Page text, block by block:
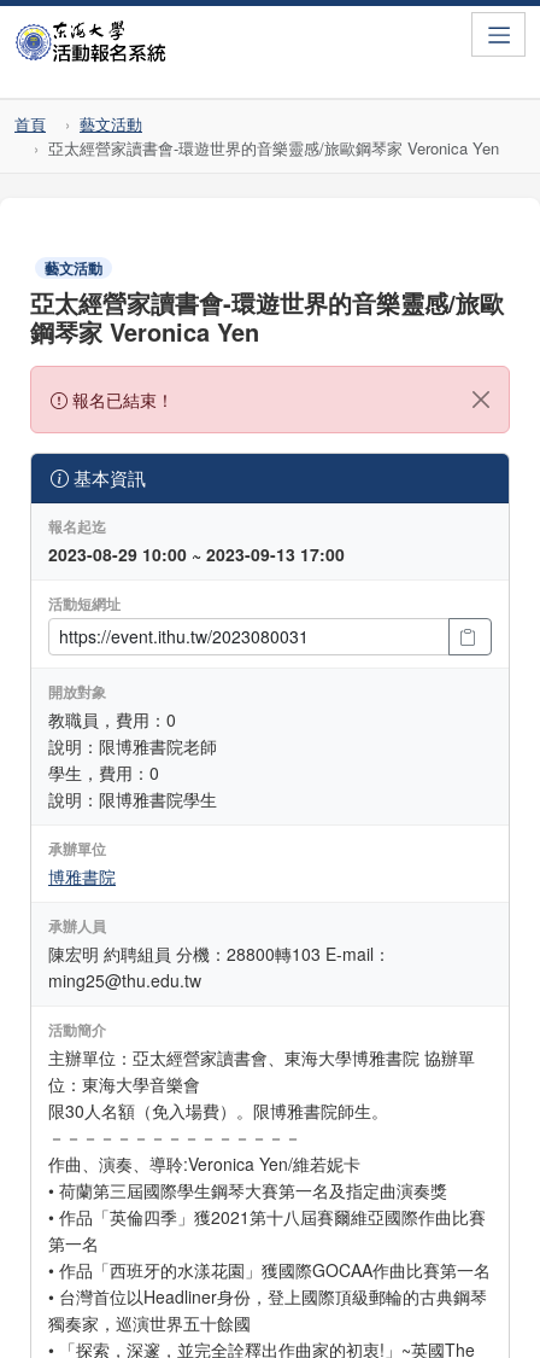
首頁
藝文活動
亞太經營家讀書會-環遊世界的音樂靈感/旅歐鋼琴家 Veronica Yen
藝文活動
亞太經營家讀書會-環遊世界的音樂靈感/旅歐
鋼琴家 Veronica Yen
報名已結束！
基本資訊
報名起迄
2023-08-29 10:00 ~ 2023-09-13 17:00
活動短網址
開放對象
教職員，費用：0
說明：限博雅書院老師
學生，費用：0
說明：限博雅書院學生
承辦單位
博雅書院
承辦人員
陳宏明 約聘組員 分機：28800轉103 E-mail：
ming25@thu.edu.tw
活動簡介
主辦單位：亞太經營家讀書會、東海大學博雅書院 協辦單
位：東海大學音樂會
限30人名額（免入場費）。限博雅書院師生。
－－－－－－－－－－－－－－－
作曲、演奏、導聆:Veronica Yen/維若妮卡
• 荷蘭第三屆國際學生鋼琴大賽第一名及指定曲演奏獎
• 作品「英倫四季」獲2021第十八屆賽爾維亞國際作曲比賽
第一名
• 作品「西班牙的水漾花園」獲國際GOCAA作曲比賽第一名
• 台灣首位以Headliner身份，登上國際頂級郵輪的古典鋼琴
獨奏家，巡演世界五十餘國
• 「探索，深邃，並完全詮釋出作曲家的初衷!」~英國The